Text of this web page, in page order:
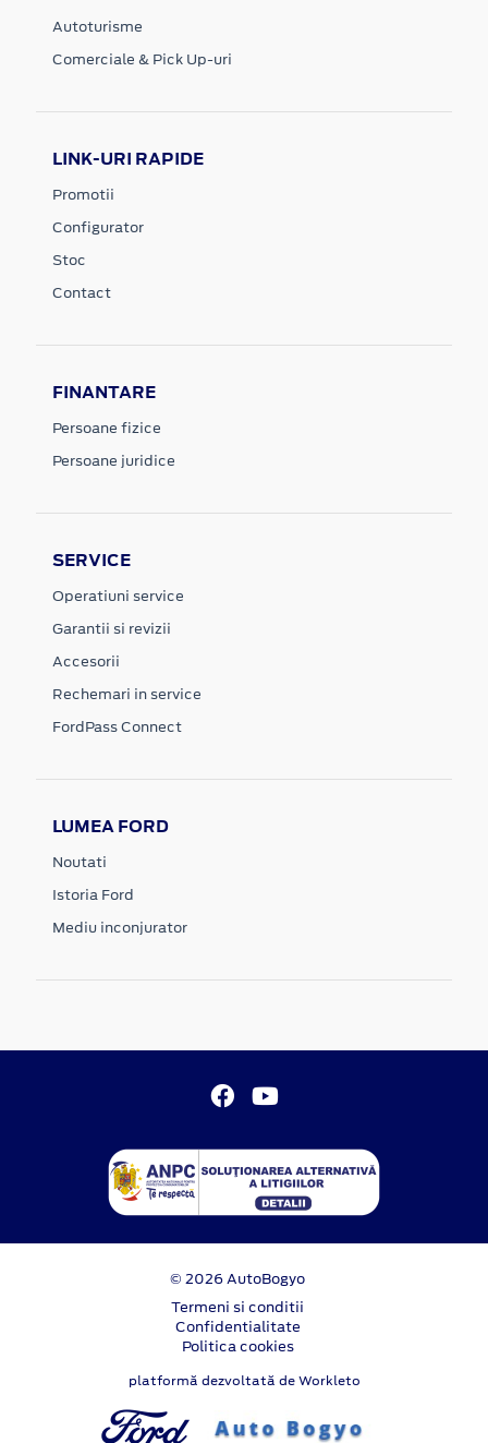
Autoturisme
Comerciale & Pick Up-uri
LINK-URI RAPIDE
Promotii
Configurator
Stoc
Contact
FINANTARE
Persoane fizice
Persoane juridice
SERVICE
Operatiuni service
Garantii si revizii
Accesorii
Rechemari in service
FordPass Connect
LUMEA FORD
Noutati
Istoria Ford
Mediu inconjurator
© 2026 AutoBogyo
Termeni si conditii
Confidentialitate
Politica cookies
platformă dezvoltată de Workleto